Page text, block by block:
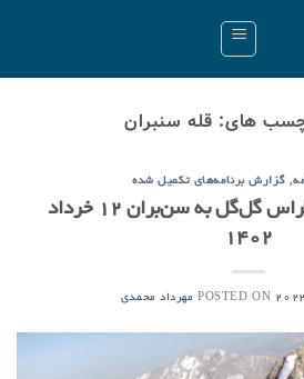
های: قله سنبران
, گزارش برنامه‌های تکمیل شده
گزارش برنامۀ خط الراس گل‌گل به سن‌بران ۱۲ خرداد
۱۴۰۲
POSTED ON مهرداد محمدی